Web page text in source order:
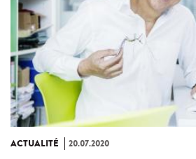
ACTUALITÉ 20.07.2020